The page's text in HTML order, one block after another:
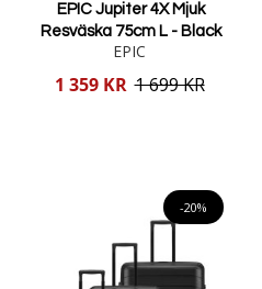
EPIC Jupiter 4X Mjuk
Resväska 75cm L - Black
EPIC
Reducerat
1 359 KR 1 699 KR
-20%